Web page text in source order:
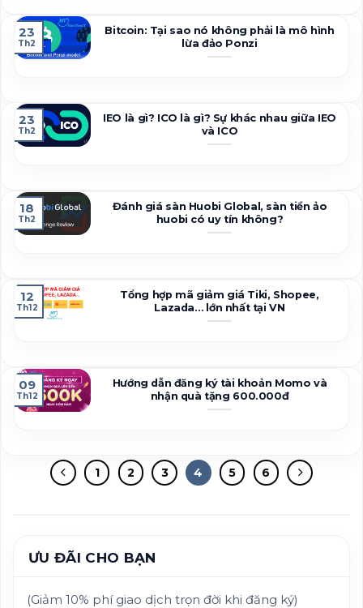
Bitcoin: Tại sao nó không phải là mô hình
lừa đảo Ponzi
23
Th2
IEO là gì? ICO là gì? Sự khác nhau giữa IEO
và ICO
23
Th2
Đánh giá sàn Huobi Global, sàn tiền ảo
huobi có uy tín không?
18
Th2
Tổng hợp mã giảm giá Tiki, Shopee,
Lazada… lớn nhất tại VN
12
Th12
Hướng dẫn đăng ký tài khoản Momo và
nhận quà tặng 600.000đ
09
Th12
1 2 3 4 5 6
ƯU ĐÃI CHO BẠN
(Giảm 10% phí giao dịch trọn đời khi đăng ký)